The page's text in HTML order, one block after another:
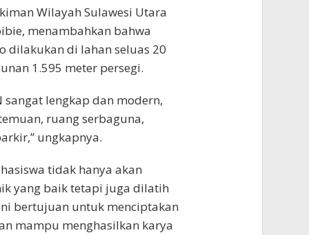
Wilayah Sulawesi Utara
menambahkan bahwa
dilakukan di lahan seluas 20
1.595 meter persegi.
sangat lengkap dan modern,
ruang serbaguna,
ungkapnya.
tidak hanya akan
yang baik tetapi juga dilatih
bertujuan untuk menciptakan
mampu menghasilkan karya